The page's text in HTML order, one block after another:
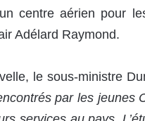
centre aérien pour
Adélard Raymond.
le sous-ministre
par les jeunes